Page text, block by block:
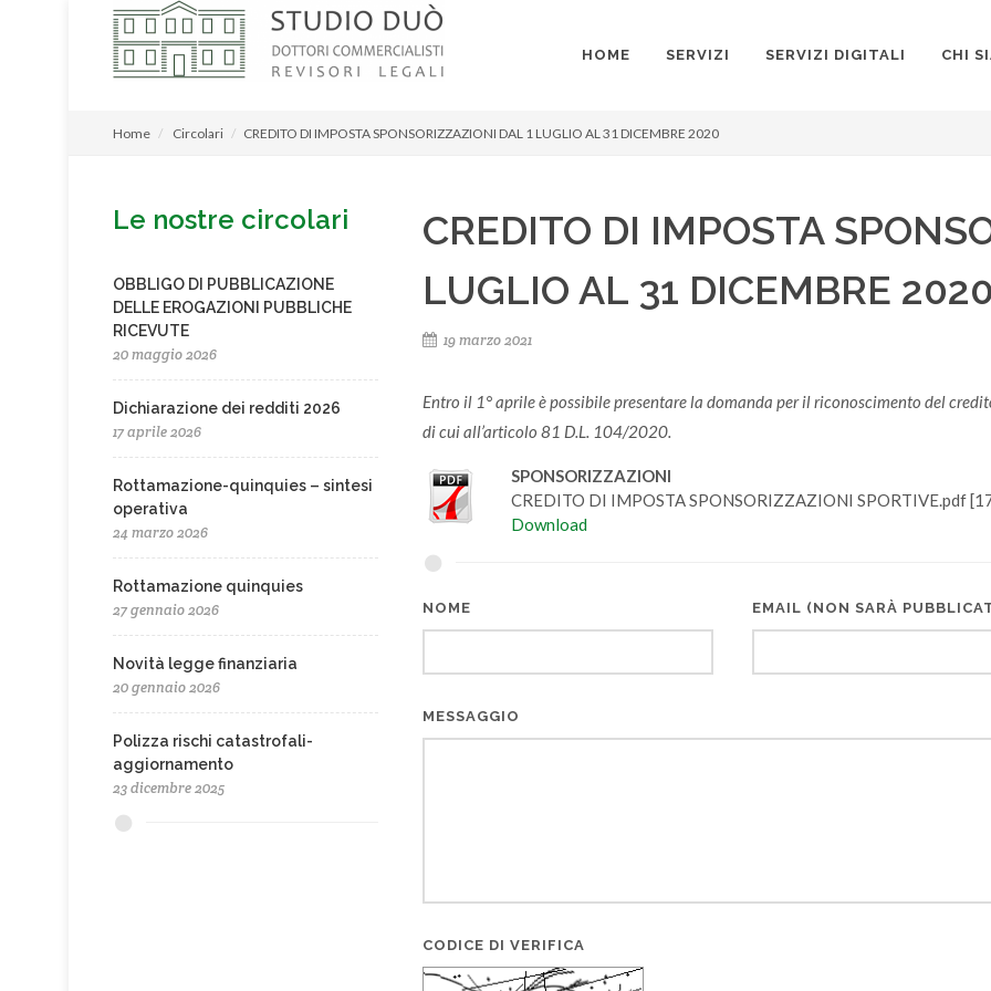
HOME SERVIZI SERVIZI DIGITALI CHI
Home Circolari CREDITO DI IMPOSTA SPONSORIZZAZIONI DAL 1 LUGLIO AL 31 DICEMBRE 2020
CREDITO DI IMPOSTA
LUGLIO AL 31 DICEMBRE 2020
19 marzo 2021
Entro il 1° aprile è possibile presentare la domanda per il riconoscimento del
di cui all’articolo 81 D.L. 104/2020.
SPONSORIZZAZIONI
CREDITO DI IMPOSTA SPONSORIZZAZIONI SPORTIVE.pdf
Download
NOME EMAIL (NON SARÀ
MESSAGGIO
CODICE DI VERIFICA
Le nostre circolari
OBBLIGO DI PUBBLICAZIONE
DELLE EROGAZIONI PUBBLICHE
RICEVUTE
20 maggio 2026
Dichiarazione dei redditi 2026
17 aprile 2026
Rottamazione-quinquies – sintesi
operativa
24 marzo 2026
Rottamazione quinquies
27 gennaio 2026
Novità legge finanziaria
20 gennaio 2026
Polizza rischi catastrofali-
aggiornamento
23 dicembre 2025